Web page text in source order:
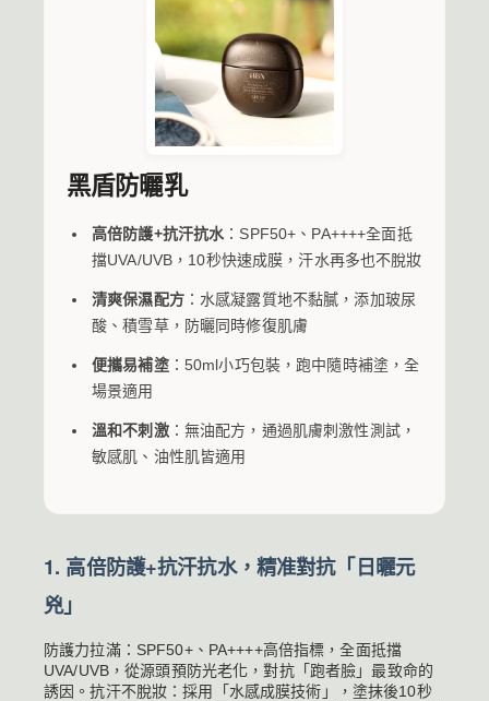
黑盾防曬乳
高倍防護+抗汗抗水 ：SPF50+、PA++++全面抵
擋UVA/UVB，10秒快速成膜，汗水再多也不脫妝
清爽保濕配方：水感凝露質地不黏膩，添加玻尿
酸、積雪草，防曬同時修復肌膚
便攜易補塗：50ml小巧包裝，跑中隨時補塗，全
場景適用
溫和不刺激：無油配方，通過肌膚刺激性測試，
敏感肌、油性肌皆適用
1. 高倍防護+抗汗抗水，精准對抗「日曬元
兇」
防護力拉滿：SPF50+、PA++++高倍指標，全面抵擋
UVA/UVB，從源頭預防光老化，對抗「跑者臉」最致命的
誘因。抗汗不脫妝：採用「水感成膜技術」，塗抹後10秒